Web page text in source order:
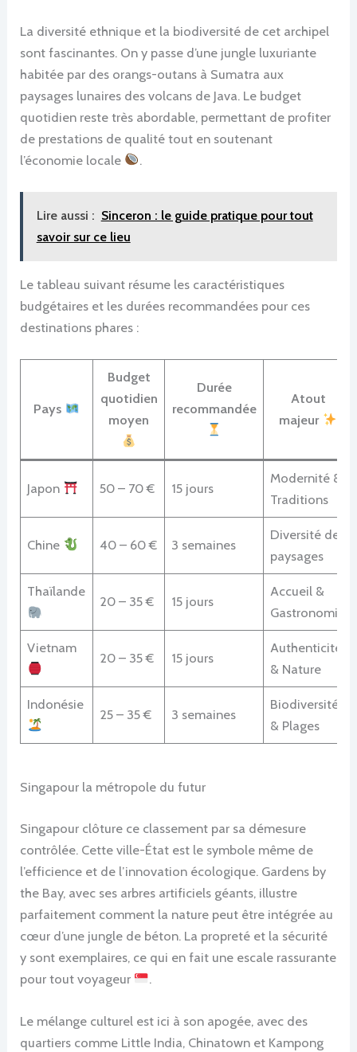
La diversité ethnique et la biodiversité de cet archipel
sont fascinantes. On y passe d’une jungle luxuriante
habitée par des orangs-outans à Sumatra aux
paysages lunaires des volcans de Java. Le budget
quotidien reste très abordable, permettant de profiter
de prestations de qualité tout en soutenant
l’économie locale
.
Lire aussi : Sinceron : le guide pratique pour tout
savoir sur ce lieu
Le tableau suivant résume les caractéristiques
budgétaires et les durées recommandées pour ces
destinations phares :
Pays
Budget
quotidien
moyen
Durée
recommandée
Atout
majeur
Japon 50 – 70 € 15 jours
Modernité &
Traditions
Chine 40 – 60 € 3 semaines
Diversité des
paysages
Thaïlande
20 – 35 € 15 jours
Accueil &
Gastronomie
Vietnam
20 – 35 € 15 jours
Authenticité
& Nature
Indonésie
25 – 35 € 3 semaines
Biodiversité
& Plages
Singapour la métropole du futur
Singapour clôture ce classement par sa démesure
contrôlée. Cette ville-État est le symbole même de
l’efficience et de l’innovation écologique. Gardens by
the Bay, avec ses arbres artificiels géants, illustre
parfaitement comment la nature peut être intégrée au
cœur d’une jungle de béton. La propreté et la sécurité
y sont exemplaires, ce qui en fait une escale rassurante
pour tout voyageur
.
Le mélange culturel est ici à son apogée, avec des
quartiers comme Little India, Chinatown et Kampong